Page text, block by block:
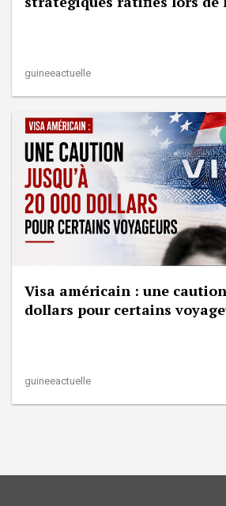
guineeactuelle
Visa américain : une caution
dollars pour certains
guineeactuelle